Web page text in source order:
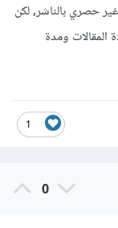
حصري بالناشر, لكن
المقالات ومدة
1
0